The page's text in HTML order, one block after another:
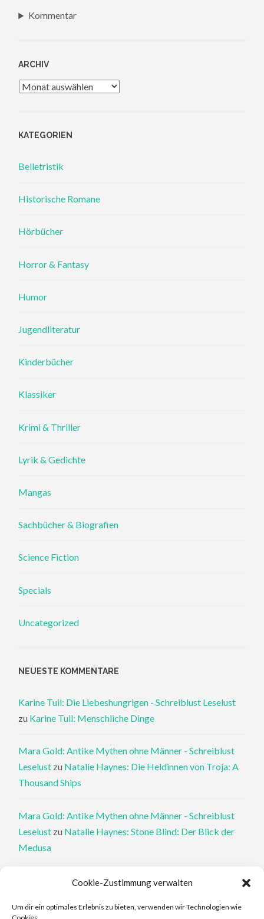
Cookie-Zustimmung verwalten
Um dir ein optimales Erlebnis zu bieten, verwenden wir Technologien wie
Kommentar
ARCHIV
Archiv
KATEGORIEN
Belletristik
Historische Romane
Hörbücher
Horror & Fantasy
Humor
Jugendliteratur
Kinderbücher
Klassiker
Krimi & Thriller
Lyrik & Gedichte
Mangas
Sachbücher & Biografien
Science Fiction
Specials
Uncategorized
NEUESTE KOMMENTARE
Karine Tuil: Die Liebeshungrigen - Schreiblust Leselust
zu Karine Tuil: Menschliche Dinge
Mara Gold: Antike Mythen ohne Männer - Schreiblust
Leselust zu Natalie Haynes: Die Heldinnen von Troja: A
Thousand Ships
Mara Gold: Antike Mythen ohne Männer - Schreiblust
Leselust zu Natalie Haynes: Stone Blind: Der Blick der
Medusa
Philippa Perry: Die Therapeutin und ihre Mörder: Dr. Pat
Philippa Perry: Das Buch, von dem du dir wünschst, deine